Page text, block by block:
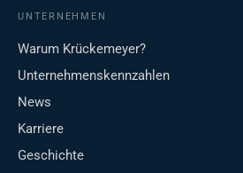
UNTERNEHMEN
Warum Krückemeyer?
Unternehmenskennzahlen
News
Karriere
Geschichte